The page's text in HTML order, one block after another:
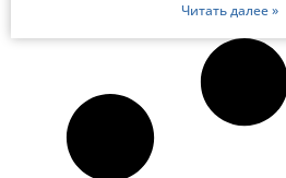
Читать далее »